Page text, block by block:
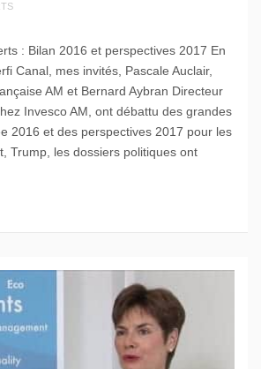
: Bilan 2016 et perspectives 2017 En
Canal, mes invités, Pascale Auclair,
AM et Bernard Aybran Directeur
Invesco AM, ont débattu des grandes
2016 et des perspectives 2017 pour les
Trump, les dossiers politiques ont